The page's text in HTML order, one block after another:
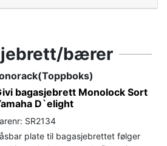
bærer
bagasjebrett Monolock Sort
D`elight
SR2134
plate til bagasjebrettet følger